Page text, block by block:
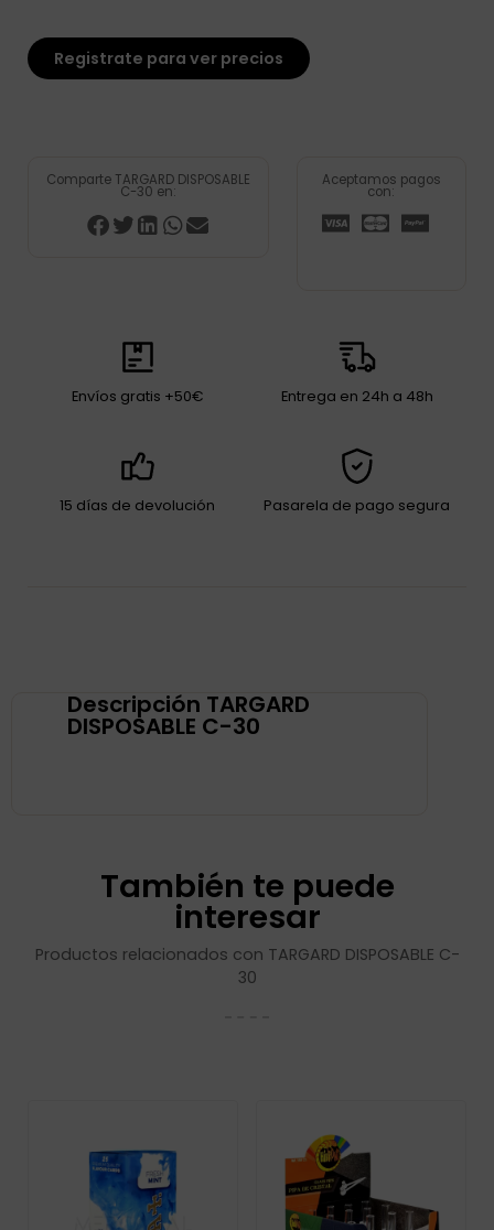
Registrate para ver precios
Comparte TARGARD DISPOSABLE
C-30 en:
Aceptamos pagos
con:
Envíos gratis +50€ Entrega en 24h a 48h
15 días de devolución Pasarela de pago segura
Descripción TARGARD
DISPOSABLE C-30
También te puede
interesar
Productos relacionados con TARGARD DISPOSABLE C-
30